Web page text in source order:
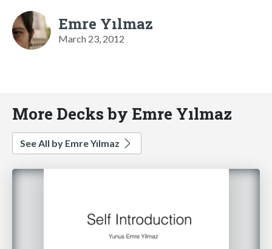
Emre Yılmaz
March 23, 2012
More Decks by Emre Yılmaz
See All by Emre Yılmaz